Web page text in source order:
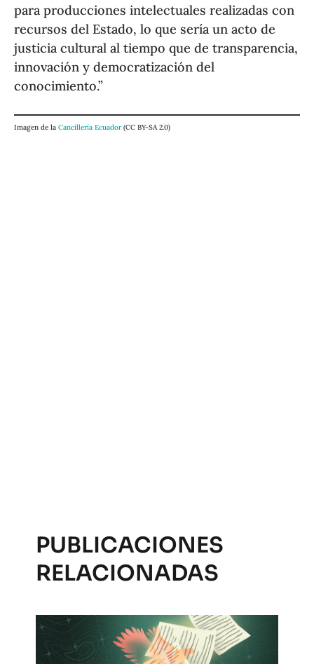
para producciones intelectuales realizadas con
recursos del Estado, lo que sería un acto de
justicia cultural al tiempo que de transparencia,
innovación y democratización del
conocimiento.”
Imagen de laCancillería Ecuador(CC BY-SA 2.0)
PUBLICACIONES
RELACIONADAS